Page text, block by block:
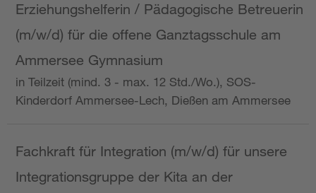
Erziehungshelferin / Pädagogische Betreuerin
(m/w/d) für die offene Ganztagsschule am
Ammersee Gymnasium
in Teilzeit (mind. 3 - max. 12 Std./Wo.), SOS-
Kinderdorf Ammersee-Lech, Dießen am Ammersee
Fachkraft für Integration (m/w/d) für unsere
Integrationsgruppe der Kita an der